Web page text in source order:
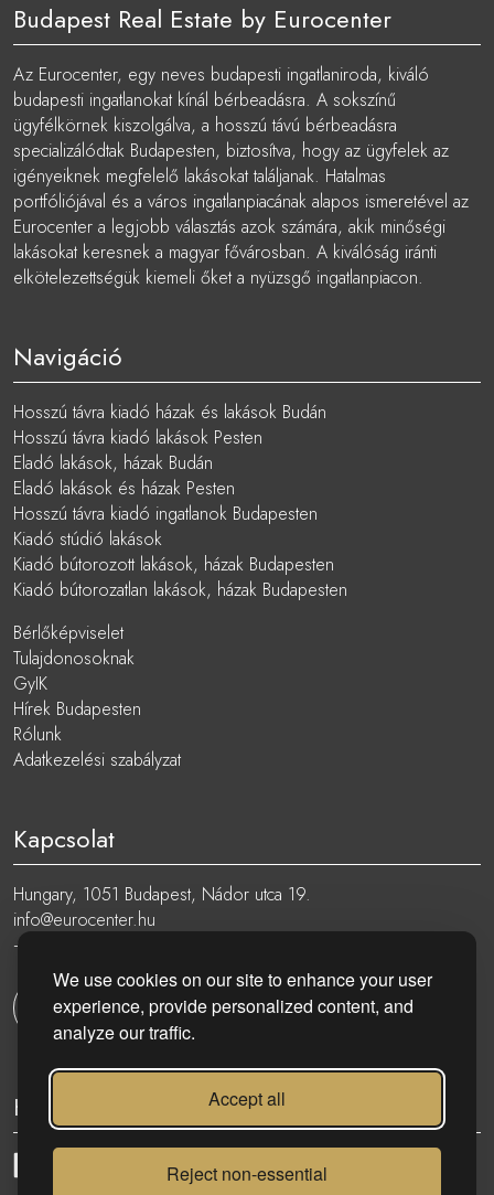
We use cookies on our site to enhance your user
experience, provide personalized content, and
analyze our traffic.
Accept all
Reject non-essential
Budapest Real Estate by Eurocenter
Az Eurocenter, egy neves budapesti ingatlaniroda, kiváló
budapesti ingatlanokat kínál bérbeadásra. A sokszínű
ügyfélkörnek kiszolgálva, a hosszú távú bérbeadásra
specializálódtak Budapesten, biztosítva, hogy az ügyfelek az
igényeiknek megfelelő lakásokat találjanak. Hatalmas
portfóliójával és a város ingatlanpiacának alapos ismeretével az
Eurocenter a legjobb választás azok számára, akik minőségi
lakásokat keresnek a magyar fővárosban. A kiválóság iránti
elkötelezettségük kiemeli őket a nyüzsgő ingatlanpiacon.
Navigáció
Hosszú távra kiadó házak és lakások Budán
Hosszú távra kiadó lakások Pesten
Eladó lakások, házak Budán
Eladó lakások és házak Pesten
Hosszú távra kiadó ingatlanok Budapesten
Kiadó stúdió lakások
Kiadó bútorozott lakások, házak Budapesten
Kiadó bútorozatlan lakások, házak Budapesten
Bérlőképviselet
Tulajdonosoknak
GyIK
Hírek Budapesten
Rólunk
Adatkezelési szabályzat
Kapcsolat
Hungary, 1051 Budapest, Nádor utca 19.
info@eurocenter.hu
+36 20 919 0005
Kapcsolatfelvétel
Kövess minket: